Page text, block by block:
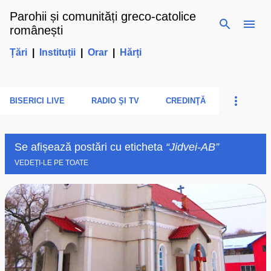
Treceți la conținutul principal
Parohii și comunități greco-catolice
românești
Țări Instituții Orar Hărți
BISERICI LIVE RADIO ŞI TV CREDINŢĂ
Se afișează postări cu eticheta Jidvei-AB
VEDEȚI-LE PE TOATE
P
o
s